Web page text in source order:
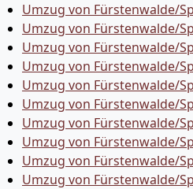
Umzug von Fürstenwalde/
Umzug von Fürstenwalde/
Umzug von Fürstenwalde/
Umzug von Fürstenwalde/
Umzug von Fürstenwalde/
Umzug von Fürstenwalde/
Umzug von Fürstenwalde/
Umzug von Fürstenwalde/
Umzug von Fürstenwalde/
Umzug von Fürstenwalde/